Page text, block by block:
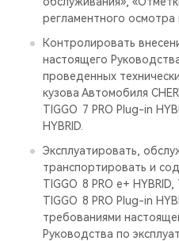
регламентного осмотра
Контролировать
настоящего
проведенных
кузова Автомобиля
TIGGO 7 PRO Plug-in
HYBRID.
Эксплуатировать,
транспортировать и
TIGGO 8 PRO е+
TIGGO 8 PRO Plug-in
требованиями
Руководства по